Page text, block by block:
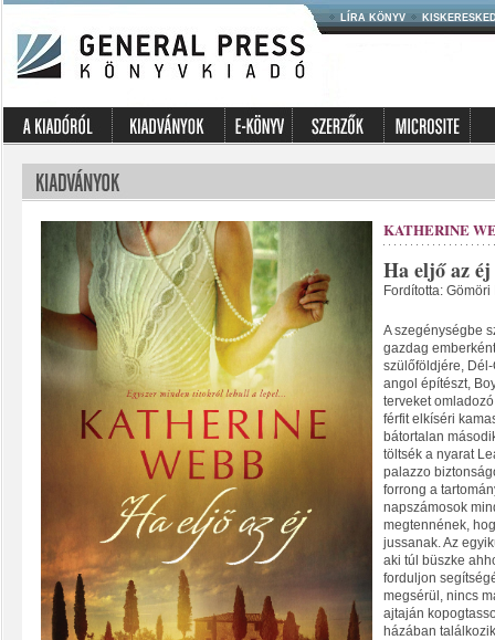
LÍRA KÖNYV
KATHERINE
Ha eljő az éj
Fordította: Gömöri
A szegénységbe
gazdag
szülőföldjére,
angol építészt,
terveket
férfit elkíséri
bátortalan
töltsék a nyarat
palazzo
forrong a
napszámosok
megtennének,
jussanak. Az
aki túl büszke
forduljon
megsérül, nincs
ajtaján
házában